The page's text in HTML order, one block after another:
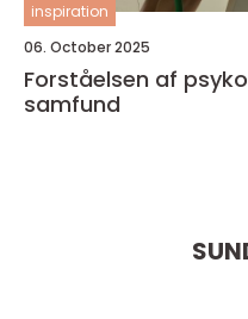
inspiration
06. October 2025
Forståelsen af
samfund